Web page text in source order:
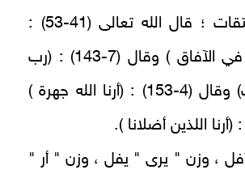
، وسائر المشتقات ؛ قال الله تعالى (41-53) :
(سنريهم آياتنا في الآفاق ) وقال (7-143) : (رب
أرني أنظر إليك) وقال (4-153) : (أرنا الله جهرة )
، وزن " يرى " يفل ، وزن " أر "